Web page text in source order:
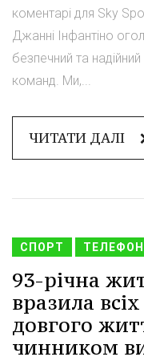
коментарі для Sky
Джанні Інфантіно
безпечний та
команд. Ми,...
ЧИТАТИ ДАЛІ
СПОРТ ТЕЛЕФОН
93-річна
вразила
довгого
чинником